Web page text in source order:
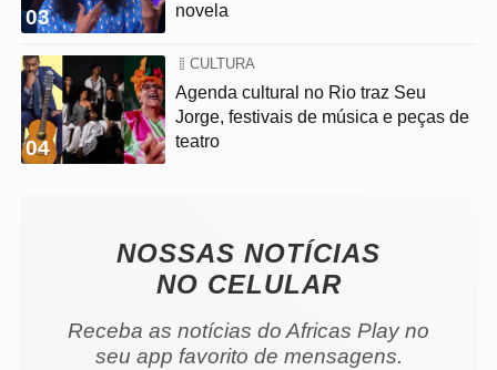
03
novela
04
CULTURA
Agenda cultural no Rio traz Seu
Jorge, festivais de música e peças de
teatro
NOSSAS NOTÍCIAS
NO CELULAR
Receba as notícias do Africas Play no
seu app favorito de mensagens.